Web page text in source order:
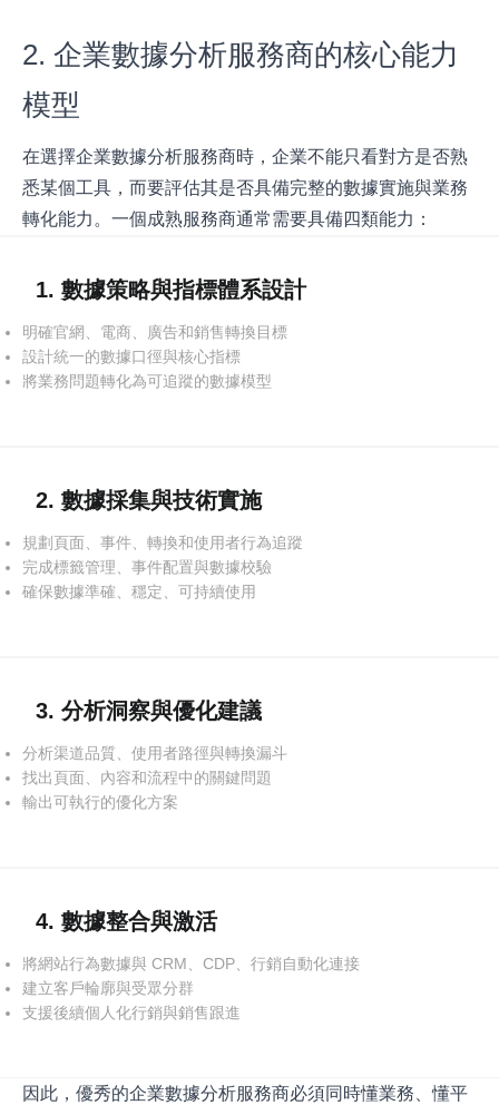
2. 企業數據分析服務商的核心能力
模型
在選擇企業數據分析服務商時，企業不能只看對方是否熟
悉某個工具，而要評估其是否具備完整的數據實施與業務
轉化能力。一個成熟服務商通常需要具備四類能力：
1. 數據策略與指標體系設計
明確官網、電商、廣告和銷售轉換目標
設計統一的數據口徑與核心指標
將業務問題轉化為可追蹤的數據模型
2. 數據採集與技術實施
規劃頁面、事件、轉換和使用者行為追蹤
完成標籤管理、事件配置與數據校驗
確保數據準確、穩定、可持續使用
3. 分析洞察與優化建議
分析渠道品質、使用者路徑與轉換漏斗
找出頁面、內容和流程中的關鍵問題
輸出可執行的優化方案
4. 數據整合與激活
將網站行為數據與 CRM、CDP、行銷自動化連接
建立客戶輪廓與受眾分群
支援後續個人化行銷與銷售跟進
因此，優秀的企業數據分析服務商必須同時懂業務、懂平